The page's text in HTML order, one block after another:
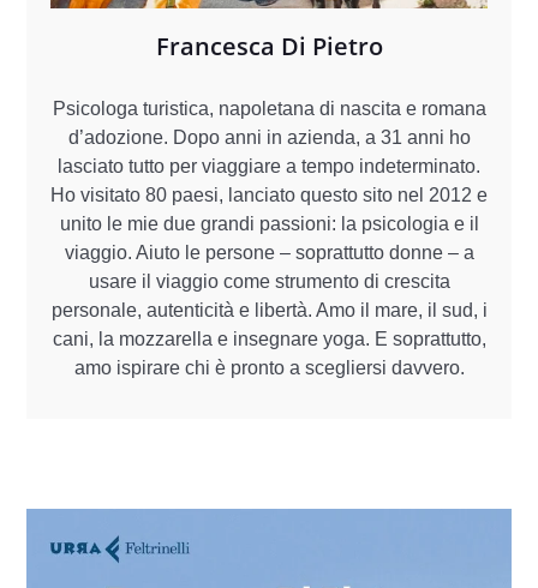
Francesca Di Pietro
Psicologa turistica, napoletana di nascita e romana
d’adozione. Dopo anni in azienda, a 31 anni ho
lasciato tutto per viaggiare a tempo indeterminato.
Ho visitato 80 paesi, lanciato questo sito nel 2012 e
unito le mie due grandi passioni: la psicologia e il
viaggio. Aiuto le persone – soprattutto donne – a
usare il viaggio come strumento di crescita
personale, autenticità e libertà. Amo il mare, il sud, i
cani, la mozzarella e insegnare yoga. E soprattutto,
amo ispirare chi è pronto a scegliersi davvero.